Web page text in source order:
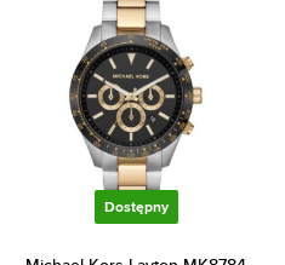
Dostępny